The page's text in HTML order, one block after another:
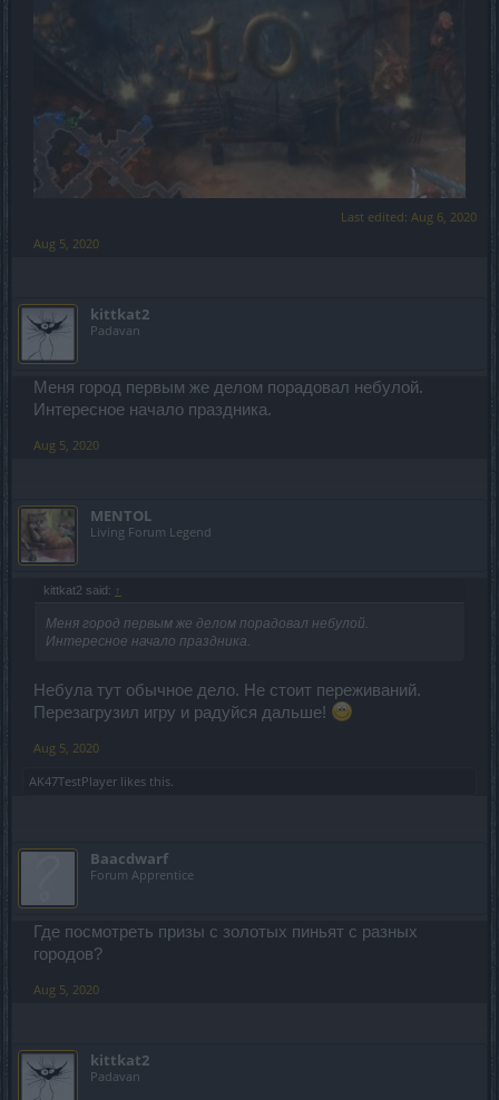
Last edited: Aug 6, 2020
Aug 5, 2020
kittkat2
Padavan
Меня город первым же делом порадовал небулой.
Интересное начало праздника.
Aug 5, 2020
MENTOL
Living Forum Legend
kittkat2 said: ↑
Меня город первым же делом порадовал небулой.
Интересное начало праздника.
Небула тут обычное дело. Не стоит переживаний.
Перезагрузил игру и радуйся дальше!
Aug 5, 2020
AK47TestPlayer likes this.
Ваасdwarf
Forum Apprentice
Где посмотреть призы с золотых пиньят с разных
городов?
Aug 5, 2020
kittkat2
Padavan